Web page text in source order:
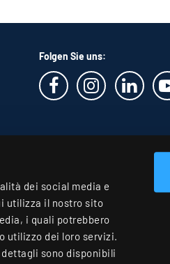
dei social media e
utilizza il nostro sito
i quali potrebbero
utilizzo dei loro servizi.
sono disponibili
Folgen Sie uns: